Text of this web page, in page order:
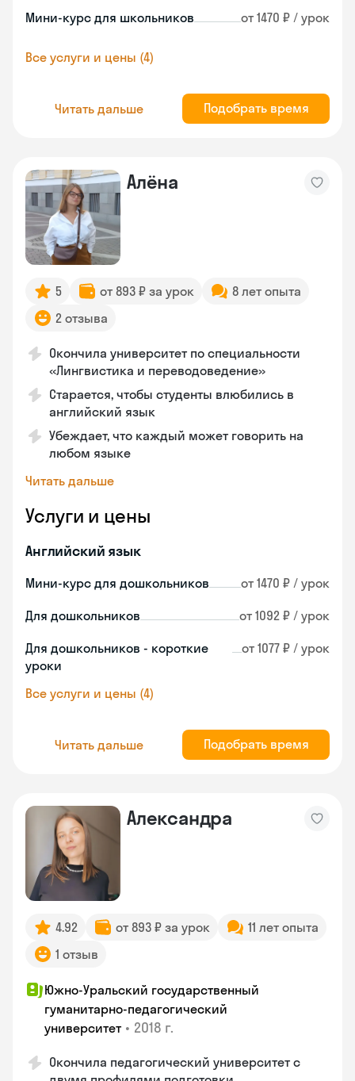
Мини-курс для школьников от 1470 ₽ / урок
Все услуги и цены (4)
Читать дальше Подобрать время
Алёна
5 от 893 ₽ за урок
8 лет опыта
2 отзыва
Окончила университет по специальности
«Лингвистика и переводоведение»
Старается, чтобы студенты влюбились в
английский язык
Убеждает, что каждый может говорить на
любом языке
Читать дальше
Услуги и цены
Английский язык
Мини-курс для дошкольников от 1470 ₽ / урок
Для дошкольников от 1092 ₽ / урок
Для дошкольников - короткие
уроки
от 1077 ₽ / урок
Все услуги и цены (4)
Читать дальше Подобрать время
Александра
4.92 от 893 ₽ за урок
11 лет опыта
1 отзыв
Южно-Уральский государственный
гуманитарно-педагогический
университет • 2018 г.
Окончила педагогический университет с